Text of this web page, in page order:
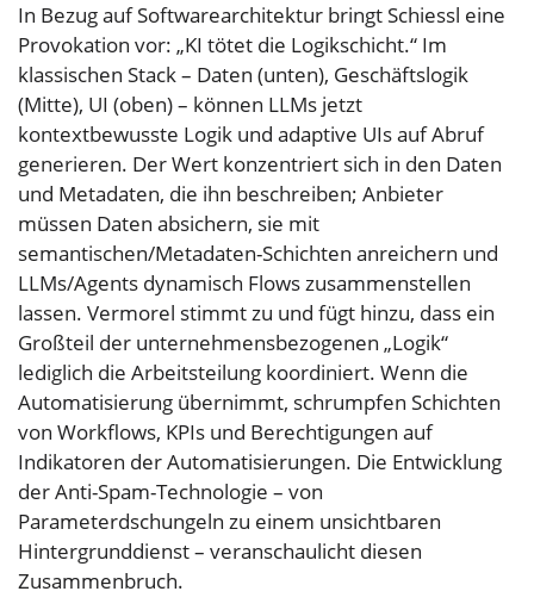
In Bezug auf Softwarearchitektur bringt Schiessl eine
Provokation vor: „KI tötet die Logikschicht.“ Im
klassischen Stack – Daten (unten), Geschäftslogik
(Mitte), UI (oben) – können LLMs jetzt
kontextbewusste Logik und adaptive UIs auf Abruf
generieren. Der Wert konzentriert sich in den Daten
und Metadaten, die ihn beschreiben; Anbieter
müssen Daten absichern, sie mit
semantischen/Metadaten-Schichten anreichern und
LLMs/Agents dynamisch Flows zusammenstellen
lassen. Vermorel stimmt zu und fügt hinzu, dass ein
Großteil der unternehmensbezogenen „Logik“
lediglich die Arbeitsteilung koordiniert. Wenn die
Automatisierung übernimmt, schrumpfen Schichten
von Workflows, KPIs und Berechtigungen auf
Indikatoren der Automatisierungen. Die Entwicklung
der Anti-Spam-Technologie – von
Parameterdschungeln zu einem unsichtbaren
Hintergrunddienst – veranschaulicht diesen
Zusammenbruch.